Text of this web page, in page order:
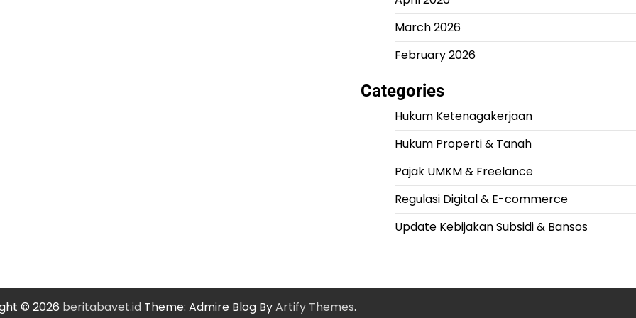
March 2026
February 2026
Categories
Hukum Ketenagakerjaan
Hukum Properti & Tanah
Pajak UMKM & Freelance
Regulasi Digital & E-commerce
Update Kebijakan Subsidi & Bansos
© 2026 beritabavet.id Theme: Admire Blog ByArtify Themes.